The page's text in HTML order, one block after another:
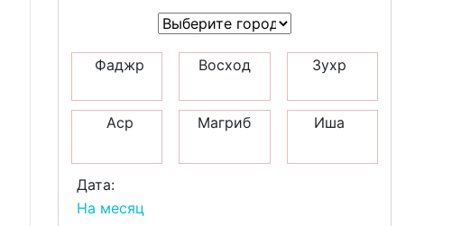
Фаджр Восход Зухр
Аср Магриб Иша
Дата:
На месяц